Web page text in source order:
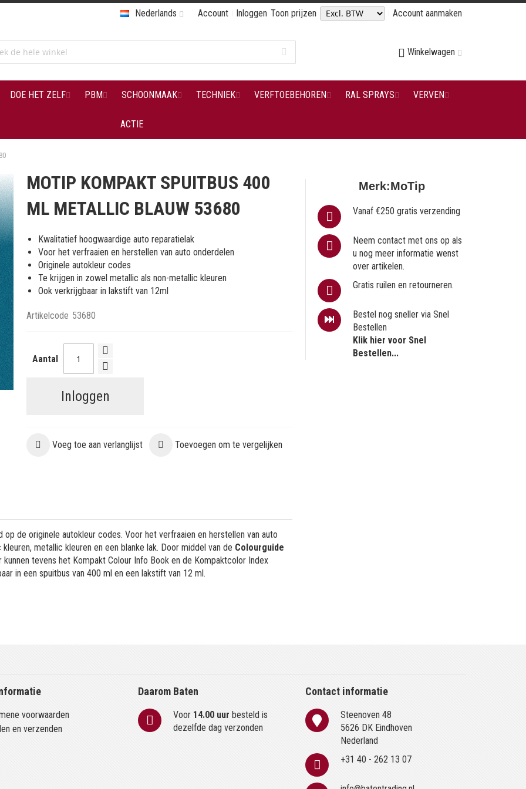
Account Inloggen Toon prijzen Account aanmaken
Nederlands
Winkelwagen
DOE HET ZELF PBM SCHOONMAAK TECHNIEK VERFTOEBEHOREN RAL SPRAYS VERVEN
ACTIE
MOTIP KOMPAKT SPUITBUS 400
ML METALLIC BLAUW 53680
Kwalitatief hoogwaardige auto reparatielak
Voor het verfraaien en herstellen van auto onderdelen
Originele autokleur codes
Te krijgen in zowel metallic als non-metallic kleuren
Ook verkrijgbaar in lakstift van 12ml
Artikelcode 53680
Aantal
Inloggen
Voeg toe aan verlanglijst Toevoegen om te vergelijken
Merk:MoTip
Vanaf €250 gratis verzending
Neem contact met ons op als
u nog meer informatie wenst
over artikelen.
Gratis ruilen en retourneren.
Bestel nog sneller via Snel
Bestellen
Klik hier voor Snel
Bestellen...
de originele autokleur codes. Voor het verfraaien en herstellen van auto
metallic kleuren en een blanke lak. Door middel van de Colourguide
tevens het Kompakt Colour Info Book en de Kompaktcolor Index
in een spuitbus van 400 ml en een lakstift van 12 ml.
voorwaarden
en verzenden
Daarom Baten
Voor 14.00 uur besteld is
dezelfde dag verzonden
Contact informatie
Steenoven 48
5626 DK Eindhoven
Nederland
+31 40 - 262 13 07